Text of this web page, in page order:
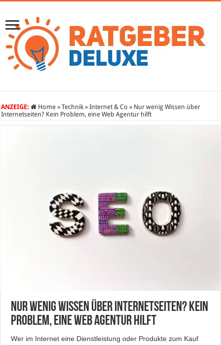
ANZEIGE: Home » Technik » Internet & Co » Nur wenig Wissen über
Internetseiten? Kein Problem, eine Web Agentur hilft
Nur wenig Wissen über Internetseiten? Kein
Problem, eine Web Agentur hilft
Wer im Internet eine Dienstleistung oder Produkte zum Kauf